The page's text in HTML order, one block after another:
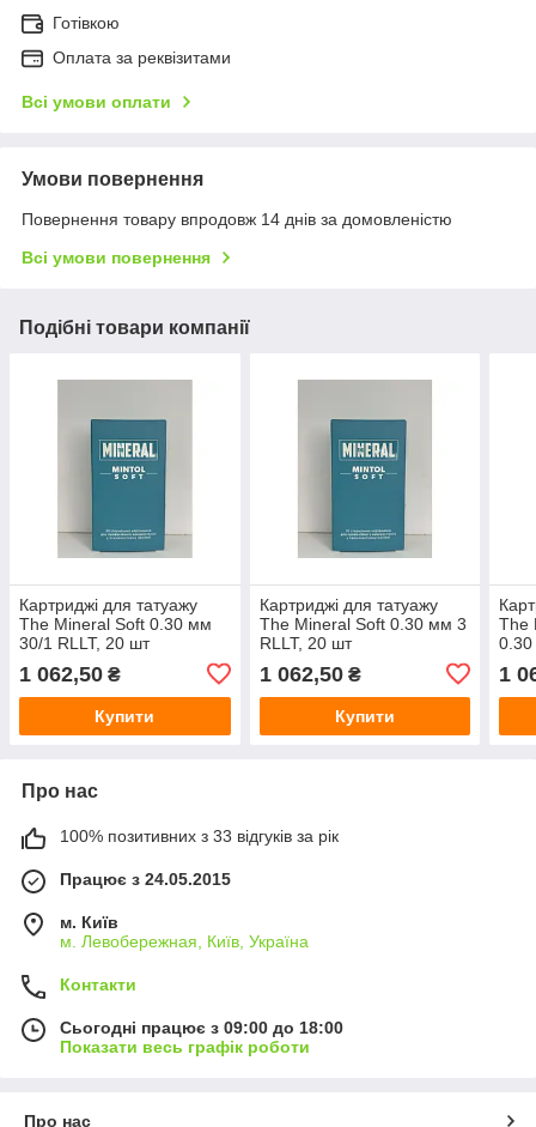
Готівкою
Оплата за реквізитами
Всі умови оплати
Умови повернення
Повернення товару впродовж 14 днів за домовленістю
Всі умови повернення
Подібні товари компанії
Картриджі для татуажу
The Mineral Soft 0.30 мм
30/1 RLLT, 20 шт
1 062,50 ₴
Купити
Картриджі для татуажу
The Mineral Soft 0.30 мм 3
RLLT, 20 шт
1 062,50₴
Купити
The
1
Про нас
100% позитивних з 33 відгуків за рік
Працює з 24.05.2015
м. Київ
м. Левобережная, Київ, Україна
Контакти
Сьогодні працює з 09:00 до 18:00
Показати весь графік роботи
Про нас